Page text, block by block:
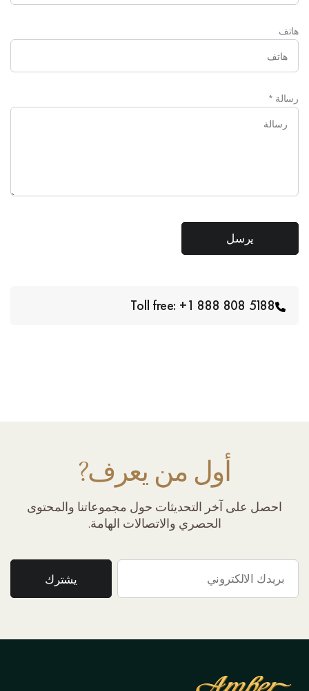
هاتف
رسالة *
Toll free: +1 888 808 5188
أول من يعرف?
احصل على آخر التحديثات حول مجموعاتنا والمحتوى
الحصري والاتصالات الهامة.